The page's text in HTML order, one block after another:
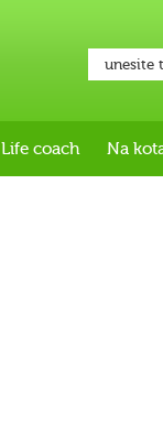
Life coach Na